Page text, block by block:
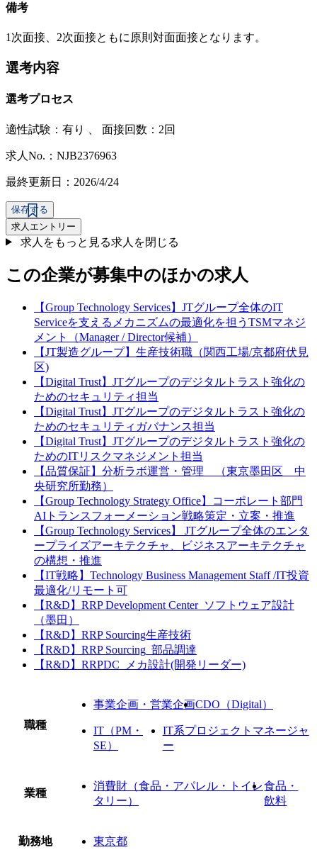
備考
1次面接、2次面接ともに原則対面面接となります。
選考内容
選考プロセス
適性試験： 有り 面接回数：2回
求人No.：NJB2376963
最終更新日：2026/4/24
保存する
求人エントリー
求人をもっと見る求人を閉じる
この企業が募集中のほかの求人
【Group Technology Services】JTグループ全体のIT
Serviceを支えるメカニズムの最適化を担うTSMマネジ
メント（Manager / Director候補）
【JT製造グループ】生産技術職（関西工場/京都府伏見
区)
【Digital Trust】JTグループのデジタルトラスト強化の
ためのセキュリティ担当
【Digital Trust】JTグループのデジタルトラスト強化の
ためのセキュリティガバナンス担当
【Digital Trust】JTグループのデジタルトラスト強化の
ためのITリスクマネジメント担当
【品質保証】分析ラボ運営・管理 （東京墨田区 中
央研究所勤務）
【Group Technology Strategy Office】コーポレート部門
AIトランスフォーメーション戦略策定・立案・推進
【Group Technology Services】 JTグループ全体のエンタ
ープライズアーキテクチャ、ビジネスアーキテクチャ
の構想・推進
【IT戦略】Technology Business Management Staff /IT投資
最適化/リモート可
【R&D】RRP Development Center_ソフトウェア設計
（墨田）
【R&D】RRP Sourcing生産技術
【R&D】RRP Sourcing_部品調達
【R&D】RRPDC_メカ設計(開発リーダー)
職種
事業企画・営業企画CDO（Digital）
IT（PM・
SE）
IT系プロジェクトマネージャ
ー
業種
消費財（食品・アパレル・トイレ
タリー）
食品・
飲料
勤務地 東京都